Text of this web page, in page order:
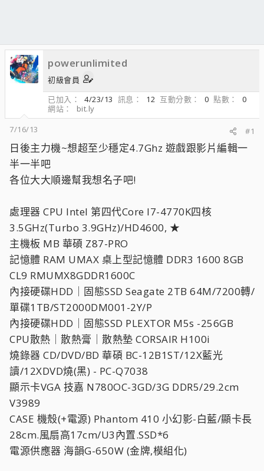
powerunlimited
初級會員
已加入
4/23/13 訊息 12 互動分數 0 點數
0
網站
bit.ly
7/16/13
#1
日後主力機~想超至少穩定4.7Ghz 遊戲跟影片編輯一
半一半吧
各位大大順邊幫我想名子吧!
處理器 CPU Intel 第四代Core I7-4770K四核
3.5GHz(Turbo 3.9GHz)/HD4600, ★
主機板 MB 華碩 Z87-PRO
記憶體 RAM UMAX 桌上型記憶體 DDR3 1600 8GB
CL9 RMUMX8GDDR1600C
內接硬碟HDD｜固態SSD Seagate 2TB 64M/7200轉/
單碟1TB/ST2000DM001-2Y/P
內接硬碟HDD｜固態SSD PLEXTOR M5s -256GB
CPU散熱｜散熱膏｜散熱墊 CORSAIR H100i
燒錄器 CD/DVD/BD 華碩 BC-12B1ST/12X藍光
讀/12XDVD燒(黑) - PC-Q7038
顯示卡VGA 技嘉 N780OC-3GD/3G DDR5/29.2cm
V3989
CASE 機殼(+電源) Phantom 410 小幻影-白藍/顯卡長
28cm.風扇高17cm/U3內置.SSD*6
電源供應器 海韻G-650W (金牌,模組化)